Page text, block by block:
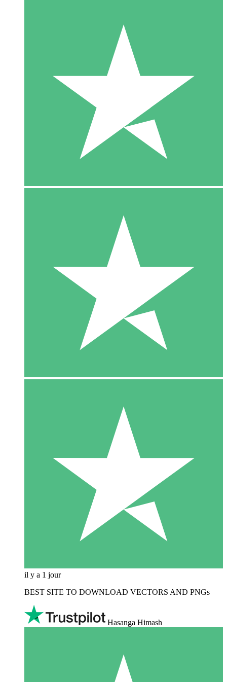
il y a 1 jour
BEST SITE TO DOWNLOAD VECTORS AND PNGs
Hasanga Himash